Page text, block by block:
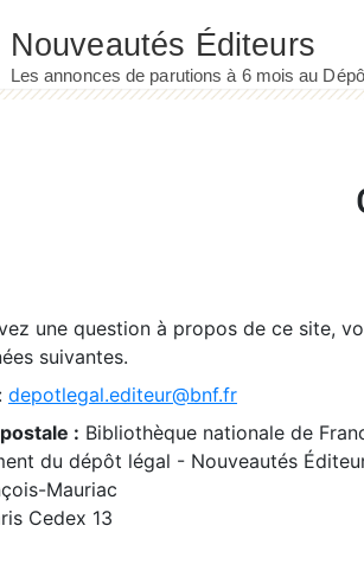
une question à propos de ce site,
suivantes.
: depotlegal.editeur@bnf.fr
: Bibliothèque nationale de
du dépôt légal - Nouveautés
Mauriac
Cedex 13